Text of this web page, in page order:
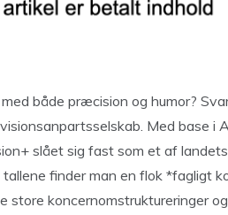
både præcision og humor?
Med base i
slået sig fast som et af
finder man en flok *fagligt
store koncernomstruktureringer